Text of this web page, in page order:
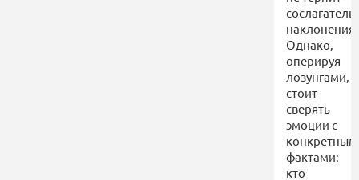
наклонения.
Однако,
оперируя
лозунгами,
стоит
сверять
эмоции с
фактами:
кто